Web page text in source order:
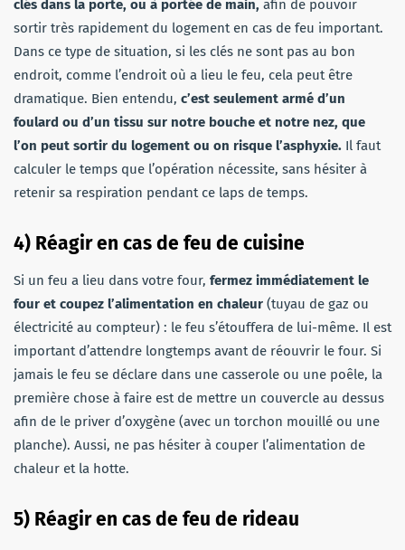
clés dans la porte, ou à portée de main, afin de pouvoir
sortir très rapidement du logement en cas de feu important.
Dans ce type de situation, si les clés ne sont pas au bon
endroit, comme l’endroit où a lieu le feu, cela peut être
dramatique. Bien entendu, c’est seulement armé d’un
foulard ou d’un tissu sur notre bouche et notre nez, que
l’on peut sortir du logement ou on risque l’asphyxie. Il faut
calculer le temps que l’opération nécessite, sans hésiter à
retenir sa respiration pendant ce laps de temps.
4) Réagir en cas de feu de cuisine
Si un feu a lieu dans votre four, fermez immédiatement le
four et coupez l’alimentation en chaleur (tuyau de gaz ou
électricité au compteur) : le feu s’étouffera de lui-même. Il est
important d’attendre longtemps avant de réouvrir le four. Si
jamais le feu se déclare dans une casserole ou une poêle, la
première chose à faire est de mettre un couvercle au dessus
afin de le priver d’oxygène (avec un torchon mouillé ou une
planche). Aussi, ne pas hésiter à couper l’alimentation de
chaleur et la hotte.
5) Réagir en cas de feu de rideau